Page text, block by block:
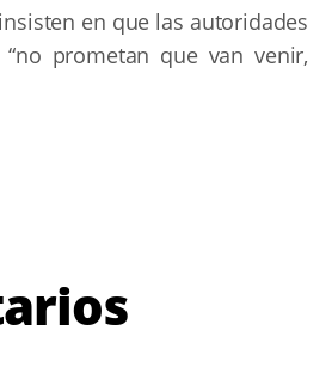
en que las autoridades
prometan que van venir,